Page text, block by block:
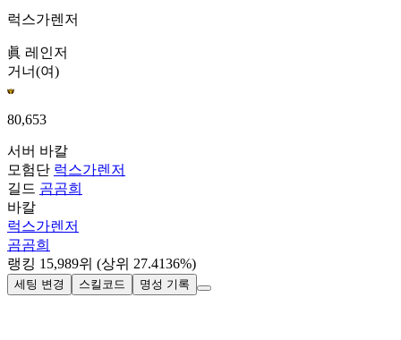
럭스가렌저
眞 레인저
거너(여)
80,653
서버 바칼
모험단 럭스가렌저
길드 곰곰희
바칼
럭스가렌저
곰곰희
랭킹 15,989위 (상위 27.4136%)
세팅 변경 스킬코드 명성 기록